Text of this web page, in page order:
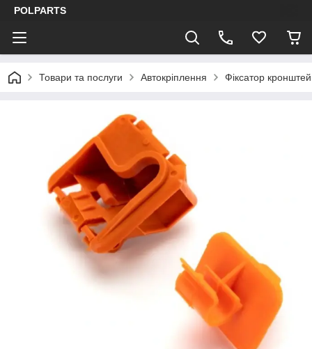
POLPARTS
Товари та послуги Автокріплення Фіксатор